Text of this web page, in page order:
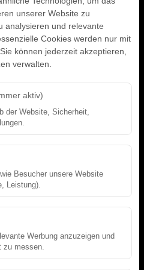
TRAINER
unserer Website zu
analysieren und relevante
Cookies werden nur mit
können jederzeit akzeptieren,
verwalten.
aktiv)
der Website, Sicherheit,
Besucher unsere Website
Leistung).
Werbung anzuzeigen und
zu messen.